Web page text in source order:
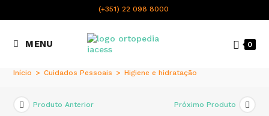
(+351) 22 098 8000
MENU 0
Início > Cuidados Pessoais > Higiene e hidratação
Produto Anterior Próximo Produto